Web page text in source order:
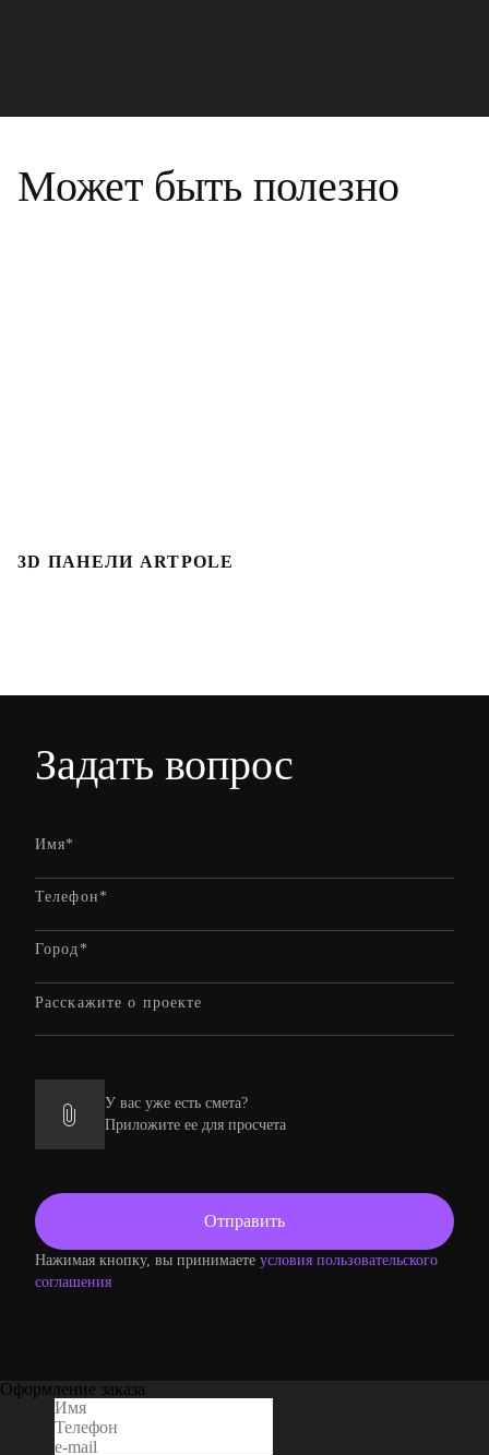
Может быть полезно
3D ПАНЕЛИ ARTPOLE
Задать вопрос
У вас уже есть смета?
Приложите ее для просчета
Нажимая кнопку, вы принимаете условия пользовательского
соглашения
Оформление заказа